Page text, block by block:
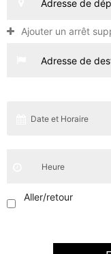
Ajouter un arrêt
Aller/retour